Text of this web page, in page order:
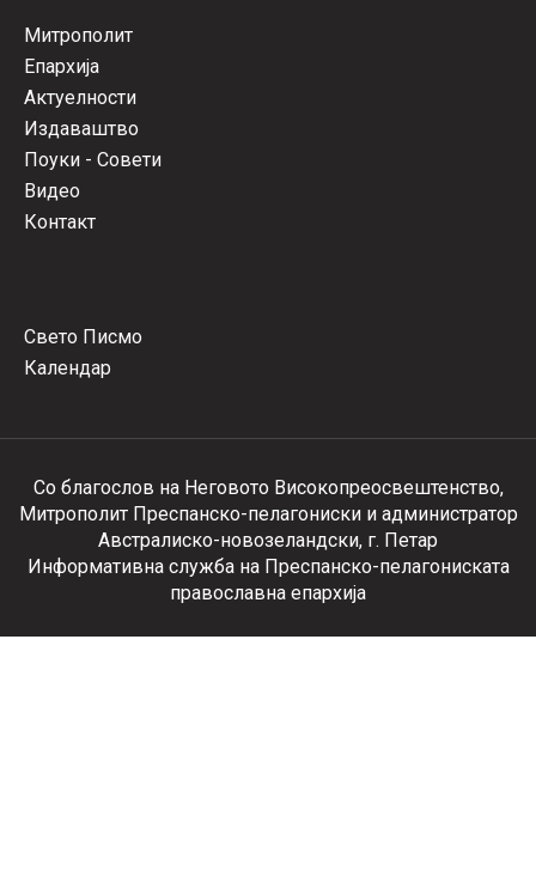
Митрополит
Епархија
Актуелности
Издаваштво
Поуки - Совети
Видео
Контакт
Свето Писмо
Календар
Со благослов на Неговото Високопреосвештенство,
Митрополит Преспанско-пелагониски и администратор
Австралиско-новозеландски, г. Петар
Информативна служба на Преспанско-пелагониската
православна епархија